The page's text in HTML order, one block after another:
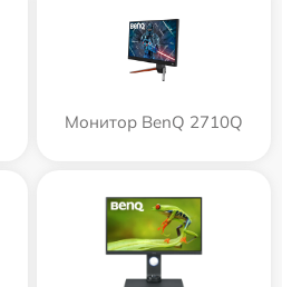
Монитор BenQ 2710Q